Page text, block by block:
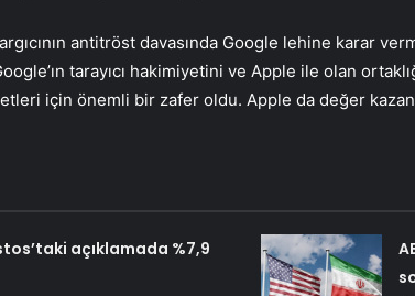
antitröst davasında Google lehine karar
tarayıcı hakimiyetini ve Apple ile olan
için önemli bir zafer oldu. Apple da değer
açıklamada %7,9